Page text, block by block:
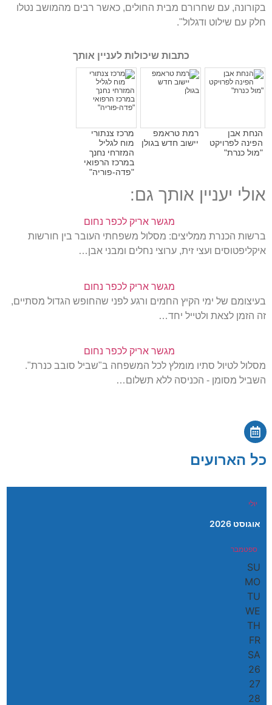
בקורונה, עם שחרורם מבית החולים, כאשר רבים מהמושב נטלו
חלק עם שילוט ודגלול".
כתבות שיכולות לעניין אותך
הנחת אבן
הפינה לפרויקט
"מול כנרת"
רמת טראמפ
יישוב חדש בגולן
מרכז צנתורי
מוח לגליל
המזרחי נחנך
במרכז הרפואי
"פדה-פוריה"
אולי יעניין אותך גם:
מגשר אריק לכפר נחום
ברשות הכנרת ממליצים: מסלול משפחתי העובר בין חורשות
איקליפטוסים ועצי זית, ערוצי נחלים ומבני אבן…
מגשר אריק לכפר נחום
בעיצומם של ימי הקיץ החמים ורגע לפני שהחופש הגדול מסתיים,
זה הזמן לצאת ולטייל יחד…
מגשר אריק לכפר נחום
מסלול לטיול סתיו מומלץ לכל המשפחה ב"שביל סובב כנרת".
השביל מסומן - הכניסה ללא תשלום…
כל הארועים
יולי
אוגוסט 2026
ספטמבר
SU
MO
TU
WE
TH
FR
SA
26
27
28